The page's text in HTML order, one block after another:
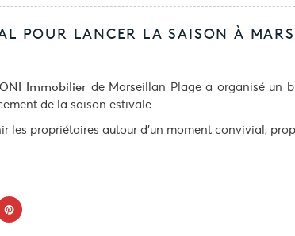
POUR LANCER LA SAISON À
Immobilierde Marseillan Plage a organisé un
de la saison estivale.
les propriétaires autour d'un moment convivial,